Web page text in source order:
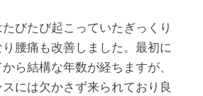
びたび起こっていたぎっくり
腰痛も改善しました。最初に
ら結構な年数が経ちますが、
には欠かさず来られており良